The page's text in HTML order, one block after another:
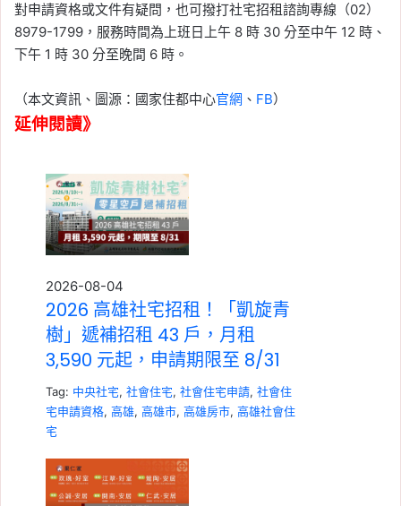
對申請資格或文件有疑問，也可撥打社宅招租諮詢專線（02）
8979-1799，服務時間為上班日上午 8 時 30 分至中午 12 時、
下午 1 時 30 分至晚間 6 時。
（本文資訊、圖源：國家住都中心官網 、 FB）
延伸閱讀》
2026-08-04
2026 高雄社宅招租！「凱旋青
樹」遞補招租 43 戶，月租
3,590 元起，申請期限至 8/31
Tag: 中央社宅, 社會住宅, 社會住宅申請, 社會住
宅申請資格, 高雄, 高雄市, 高雄房市, 高雄社會住
宅